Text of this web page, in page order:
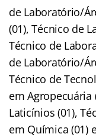
de Laboratório/
(01), Técnico de
Técnico de
de Laboratório/
Técnico de
em Agropecuária
Laticínios (01),
em Química (01)